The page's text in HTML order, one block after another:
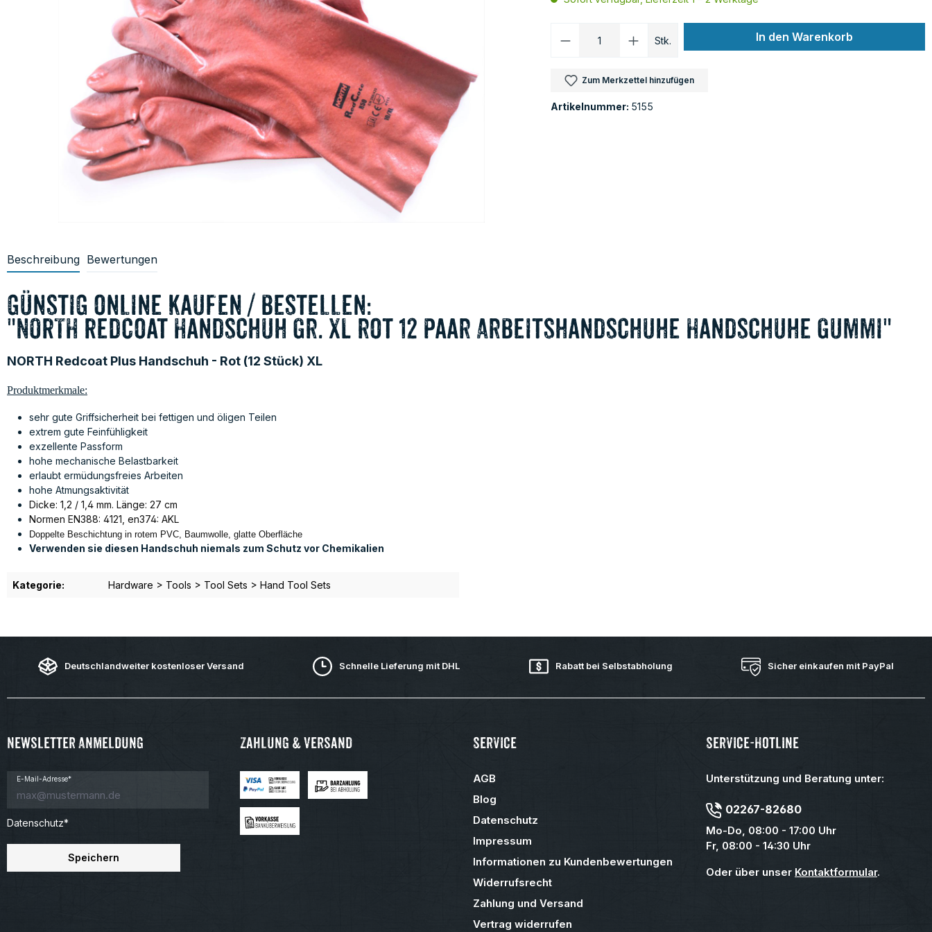
Produkt Anzahl: Gib den gewünschten Wert
Stk. In den Warenkorb
Zum Merkzettel hinzufügen
Artikelnummer: 5155
Beschreibung Bewertungen
günstig online kaufen / bestellen:
"NORTH Redcoat Handschuh Gr. XL rot 12 Paar Arbeitshandschuhe Handschuhe Gummi"
NORTH Redcoat Plus Handschuh - Rot (12 Stück) XL
Produktmerkmale:
sehr gute Griffsicherheit bei fettigen und öligen Teilen
extrem gute Feinfühligkeit
exzellente Passform
hohe mechanische Belastbarkeit
erlaubt ermüdungsfreies Arbeiten
hohe Atmungsaktivität
Dicke: 1,2 / 1,4 mm. Länge: 27 cm
Normen EN388: 4121, en374: AKL
Doppelte Beschichtung in rotem PVC, Baumwolle, glatte Oberfläche
Verwenden sie diesen Handschuh niemals zum Schutz vor Chemikalien
Kategorie: Hardware > Tools > Tool Sets > Hand Tool Sets
Deutschlandweiter kostenloser Versand Schnelle Lieferung mit DHL Rabatt bei Selbstabholung Sicher einkaufen mit PayPal
Newsletter Anmeldung
E-Mail-Adresse*
Datenschutz*
Speichern
Zahlung & Versand Service
AGB
Blog
Datenschutz
Impressum
Informationen zu Kundenbewertungen
Widerrufsrecht
Zahlung und Versand
Vertrag widerrufen
Service-Hotline
Unterstützung und Beratung unter:
02267-82680
Mo-Do, 08:00 - 17:00 Uhr
Fr, 08:00 - 14:30 Uhr
Oder über unser Kontaktformular.